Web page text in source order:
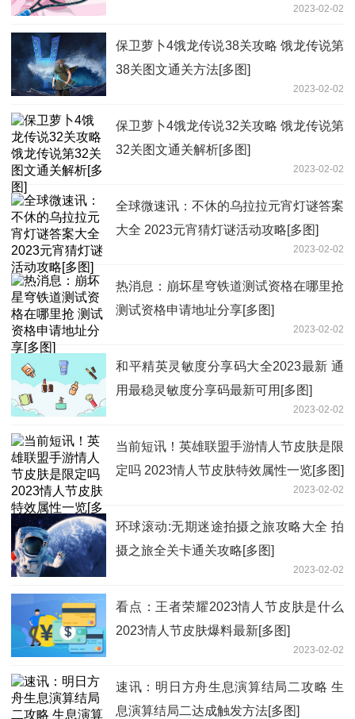
2023-02-02
保卫萝卜4饿龙传说38关攻略 饿龙传说第
38关图文通关方法[多图]
2023-02-02
保卫萝卜4饿龙传说32关攻略 饿龙传说第
32关图文通关解析[多图]
2023-02-02
全球微速讯：不休的乌拉拉元宵灯谜答案
大全 2023元宵猜灯谜活动攻略[多图]
2023-02-02
热消息：崩坏星穹铁道测试资格在哪里抢
测试资格申请地址分享[多图]
2023-02-02
和平精英灵敏度分享码大全2023最新 通
用最稳灵敏度分享码最新可用[多图]
2023-02-02
当前短讯！英雄联盟手游情人节皮肤是限
定吗 2023情人节皮肤特效属性一览[多图]
2023-02-02
环球滚动:无期迷途拍摄之旅攻略大全 拍
摄之旅全关卡通关攻略[多图]
2023-02-02
看点：王者荣耀2023情人节皮肤是什么
2023情人节皮肤爆料最新[多图]
2023-02-02
速讯：明日方舟生息演算结局二攻略 生
息演算结局二达成触发方法[多图]